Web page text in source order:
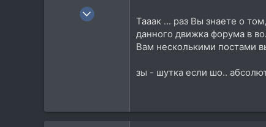
5 Сен 2012
Тааак ... раз Вы знаете о
данного движка форума в
Вам несколькими постами
зы - шутка если шо..